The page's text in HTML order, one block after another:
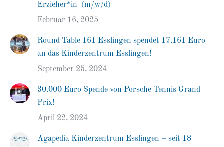
Erzieher*in (m/w/d)
Februar 16, 2025
Round Table 161 Esslingen spendet 17.161 Euro
an das Kinderzentrum Esslingen!
September 25, 2024
30.000 Euro Spende von Porsche Tennis Grand
Prix!
April 22, 2024
Agapedia Kinderzentrum Esslingen – seit 18